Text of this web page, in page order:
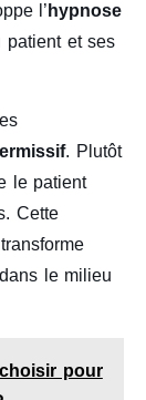
l’ hypnose
patient et ses
. Plutôt
le patient
Cette
le milieu
pour